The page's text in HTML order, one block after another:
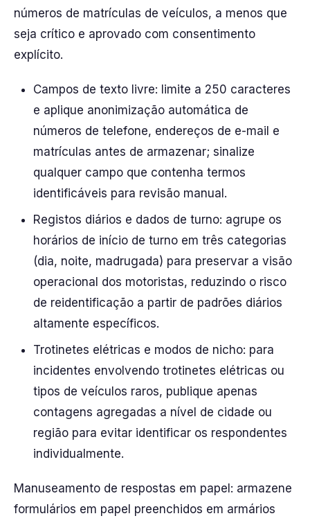
números de matrículas de veículos, a menos que
seja crítico e aprovado com consentimento
explícito.
Campos de texto livre: limite a 250 caracteres
e aplique anonimização automática de
números de telefone, endereços de e-mail e
matrículas antes de armazenar; sinalize
qualquer campo que contenha termos
identificáveis para revisão manual.
Registos diários e dados de turno: agrupe os
horários de início de turno em três categorias
(dia, noite, madrugada) para preservar a visão
operacional dos motoristas, reduzindo o risco
de reidentificação a partir de padrões diários
altamente específicos.
Trotinetes elétricas e modos de nicho: para
incidentes envolvendo trotinetes elétricas ou
tipos de veículos raros, publique apenas
contagens agregadas a nível de cidade ou
região para evitar identificar os respondentes
individualmente.
Manuseamento de respostas em papel: armazene
formulários em papel preenchidos em armários